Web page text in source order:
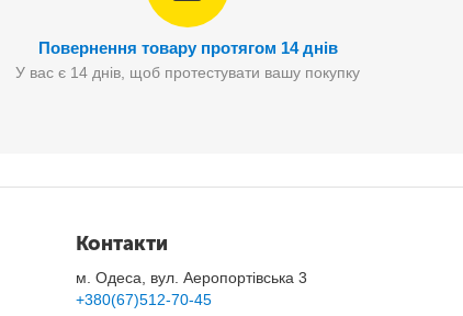
Повернення товару протягом 14 днів
У вас є 14 днів, щоб протестувати вашу покупку
Контакти
м. Одеса, вул. Аеропортівська 3
+380(67)512-70-45